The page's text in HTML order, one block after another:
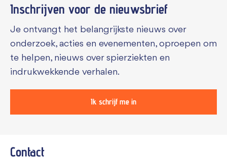
Contact
Inschrijven voor de nieuwsbrief
Je ontvangt het belangrijkste nieuws over
onderzoek, acties en evenementen, oproepen om
te helpen, nieuws over spierziekten en
indrukwekkende verhalen.
Ik schrijf me in